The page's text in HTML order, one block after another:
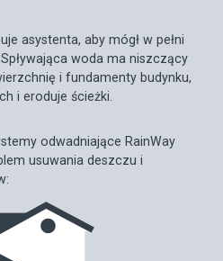
asystenta, aby mógł w pełni
woda ma niszczący
i fundamenty budynku,
i eroduje ścieżki.
odwadniające RainWay
usuwania deszczu i